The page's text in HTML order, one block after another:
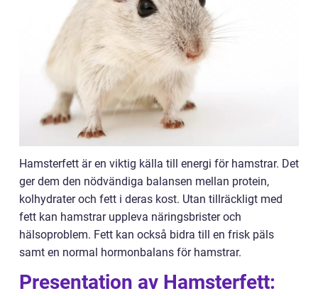
Hamsterfett är en viktig källa till energi för hamstrar. Det
ger dem den nödvändiga balansen mellan protein,
kolhydrater och fett i deras kost. Utan tillräckligt med
fett kan hamstrar uppleva näringsbrister och
hälsoproblem. Fett kan också bidra till en frisk päls
samt en normal hormonbalans för hamstrar.
Presentation av Hamsterfett: